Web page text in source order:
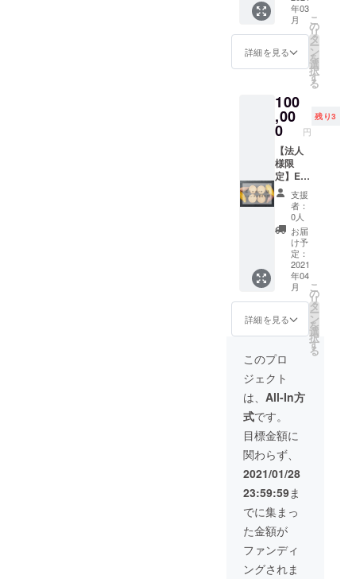
名不要
の場合
は「不
要」と
上記権
利の対
象とな
る活動
回の活
動報告
に差出
人名を
掲載さ
せてい
ただき
ます。
る団体
様に10
個のお
芋の
クッ
お届け
しま
す。 ※
備考欄
に差出
人名
（個人
名・会
社名な
ど）を
ご記入
くださ
い。記
名不要
の場合
は「不
要」と
記入く
ださ
上記権
利の対
象とな
る活動
回の活
動報告
に差出
人名を
掲載さ
せてい
ただき
ます。
クッ
キーサ
ンドを
お届け
する権
利（160
活動報
告 ・お
礼の
メッ
セージ
こちら
のご支
援をい
ただく
こと
で、上
記とは
別に子
ども食
堂、
フード
パント
リーを
開催す
様に40
個のお
芋の
クッ
キーサ
ンドを
お届け
しま
す。 ※
概要欄
に差出
人名
（個人
名・会
社名な
ど）を
ご記入
くださ
年03
月
詳細を見る
こ
の
リ
タ
ー
ン
を
選
択
す
る
100
,00
0 円
残り3
【法人
様限
定】EC
サイト
にスポ
ンサー
様とし
て掲載
させて
いただ
く権
利。限
定3社
・ECサ
イトに
ポン
サー様
として
企業ロ
ゴ・企
業名を
掲載
（期間
１年
間） ・
活動報
告 ※掲
載には
審査が
ありま
す。 ※
スポン
サー枠
支援
者：
0人
お届
け予
定：
2021
年04
月
詳細を見る
こ
の
リ
タ
ー
ン
を
選
択
す
る
このプロ
ジェクト
は、 All-In方
式です。
目標金額に
関わらず、
2021/01/28
23:59:59ま
でに集まっ
た金額が
ファンディ
ングされま